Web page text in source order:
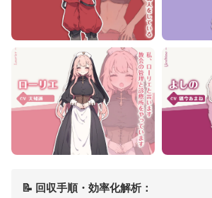
📝 回収手順・効率化解析：